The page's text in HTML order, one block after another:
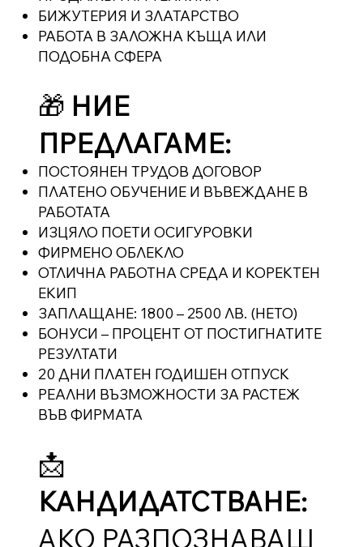
БИЖУТЕРИЯ И ЗЛАТАРСТВО
РАБОТА В ЗАЛОЖНА КЪЩА ИЛИ
ПОДОБНА СФЕРА
🎁 НИЕ
ПРЕДЛАГАМЕ:
ПОСТОЯНЕН ТРУДОВ ДОГОВОР
ПЛАТЕНО ОБУЧЕНИЕ И ВЪВЕЖДАНЕ В
РАБОТАТА
ИЗЦЯЛО ПОЕТИ ОСИГУРОВКИ
ФИРМЕНО ОБЛЕКЛО
ОТЛИЧНА РАБОТНА СРЕДА И КОРЕКТЕН
ЕКИП
ЗАПЛАЩАНЕ: 1800 – 2500 ЛВ. (НЕТО)
БОНУСИ – ПРОЦЕНТ ОТ ПОСТИГНАТИТЕ
РЕЗУЛТАТИ
20 ДНИ ПЛАТЕН ГОДИШЕН ОТПУСК
РЕАЛНИ ВЪЗМОЖНОСТИ ЗА РАСТЕЖ
ВЪВ ФИРМАТА
📩
КАНДИДАТСТВАНЕ:
АКО РАЗПОЗНАВАШ